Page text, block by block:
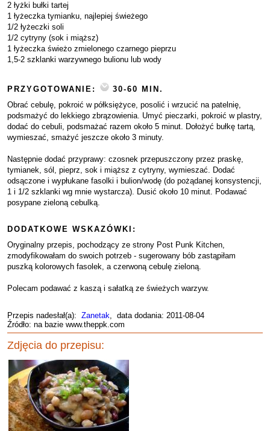
2 łyżki bułki tartej
1 łyżeczka tymianku, najlepiej świeżego
1/2 łyżeczki soli
1/2 cytryny (sok i miąższ)
1 łyżeczka świeżo zmielonego czarnego pieprzu
1,5-2 szklanki warzywnego bulionu lub wody
PRZYGOTOWANIE:
30-60 MIN.
Obrać cebulę, pokroić w półksiężyce, posolić i wrzucić na patelnię,
podsmażyć do lekkiego zbrązowienia. Umyć pieczarki, pokroić w plastry,
dodać do cebuli, podsmażać razem około 5 minut. Dołożyć bułkę tartą,
wymieszać, smażyć jeszcze około 3 minuty.
Następnie dodać przyprawy: czosnek przepuszczony przez praskę,
tymianek, sól, pieprz, sok i miąższ z cytryny, wymieszać. Dodać
odsączone i wypłukane fasolki i bulion/wodę (do pożądanej konsystencji,
1 i 1/2 szklanki wg mnie wystarcza). Dusić około 10 minut. Podawać
posypane zieloną cebulką.
DODATKOWE WSKAZÓWKI:
Oryginalny przepis, pochodzący ze strony Post Punk Kitchen,
zmodyfikowałam do swoich potrzeb - sugerowany bób zastąpiłam
puszką kolorowych fasolek, a czerwoną cebulę zieloną.
Polecam podawać z kaszą i sałatką ze świeżych warzyw.
Przepis nadesłał(a): Zanetak, data dodania: 2011-08-04
Źródło: na bazie www.theppk.com
Zdjęcia do przepisu: